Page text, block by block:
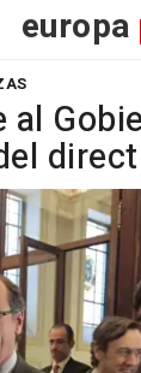
europa
al